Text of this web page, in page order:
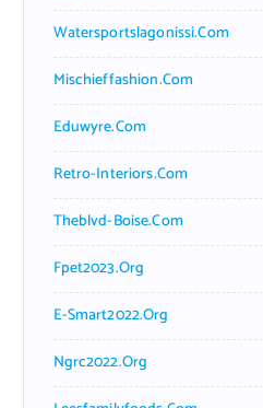
Watersportslagonissi.com
Mischieffashion.com
Eduwyre.com
Retro-Interiors.com
Theblvd-Boise.com
Fpet2023.org
E-Smart2022.org
Ngrc2022.org